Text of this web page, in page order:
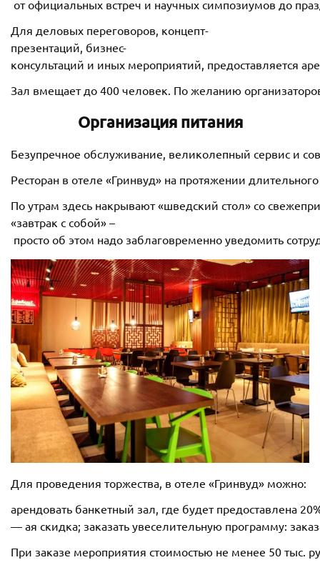
от официальных встреч и научных симпозиумов до
Для деловых переговоров, концепт-
презентаций, бизнес-
консультаций и иных мероприятий, предоставляется
Зал вмещает до 400 человек. По желанию
Организация питания
Безупречное обслуживание, великолепный сервис и
Ресторан в отеле «Гринвуд» на протяжении
По утрам здесь накрывают «шведский стол» со
«завтрак с собой» –
просто об этом надо заблаговременно уведомить
Для проведения торжества, в отеле «Гринвуд» можно:
арендовать банкетный зал, где будет предоставлена
— ая скидка; заказать увеселительную программу:
При заказе мероприятия стоимостью не менее 50 тыс.